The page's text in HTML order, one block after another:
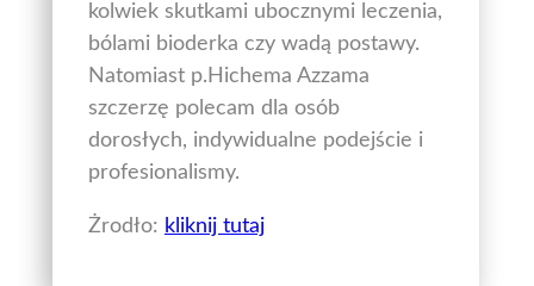
kolwiek skutkami ubocznymi leczenia,
bólami bioderka czy wadą postawy.
Natomiast p.Hichema Azzama
szczerzę polecam dla osób
dorosłych, indywidualne podejście i
profesionalismy.
Żrodło: kliknij tutaj